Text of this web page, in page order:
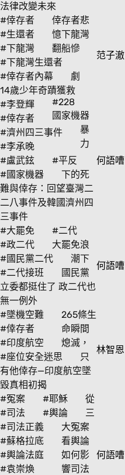
法律改變未來
#倖存者
#生還者
#下龍灣
#下龍灣生還者
#倖存者內幕
倖存者悲
憶下龍灣
翻船慘
劇
14歲少年奇蹟獲救
范子澈
#李登輝
#228
#倖存者
#濟州四三事件
#李承晚
#盧武鉉
#平反
#國家機器
國家機器
暴
力
下的死
難與倖存：回望臺灣二
二八事件及韓國濟州四
三事件
何語嘈
#大罷免
#二代
#政二代
#國民黨二代
#二代接班
大罷免浪
潮下
國民黨
立委都挺住了 政二代也
無一例外
何語嘈
#墜機空難
#倖存者
#印度航空
#座位安全迷思
265條生
命瞬間
熄滅，
只
有他倖存—印度航空墜
毀真相初揭
林智恩
#冤案
#耶穌
#司法
#輿論
#司法正義
#蘇格拉底
#輿論法庭
#袁崇煥
從
三
大冤案
看輿論
如何影
響司法
何語嘈